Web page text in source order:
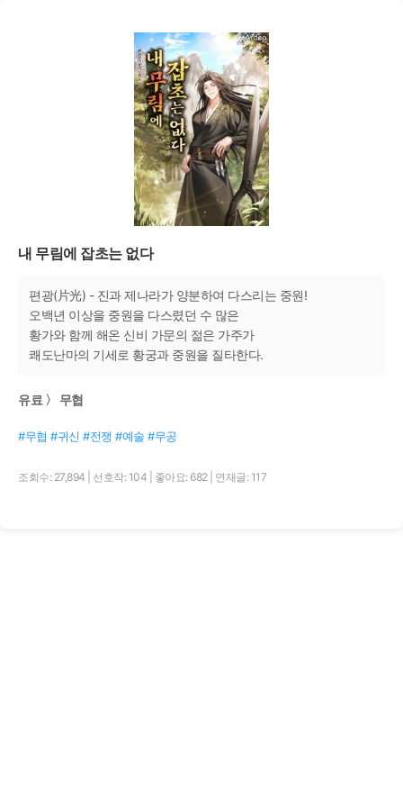
내 무림에 잡초는 없다
편광(片光) - 진과 제나라가 양분하여 다스리는 중원!
오백년 이상을 중원을 다스렸던 수 많은
황가와 함께 해온 신비 가문의 젊은 가주가
쾌도난마의 기세로 황궁과 중원을 질타한다.
유료 〉 무협
#무협 #귀신 #전쟁 #예술 #무공
조회수: 27,894 선호작: 104 좋아요: 682 연재글: 117